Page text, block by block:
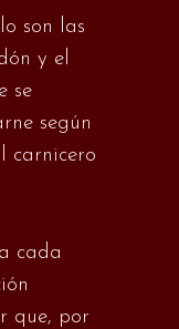
son las
y el
se
según
carnicero
cada
que, por